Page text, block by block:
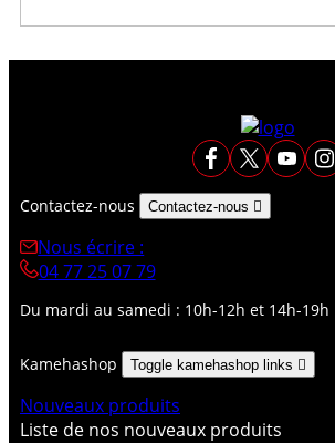
Contactez-nous Contactez-nous 
Nous écrire :
04 77 25 07 79
Du mardi au samedi : 10h-12h et 14h-19h
Kamehashop Toggle kamehashop links 
Nouveaux produits
Liste de nos nouveaux produits